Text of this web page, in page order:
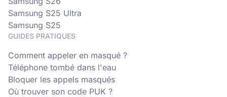
Samsung S25 Ultra
Samsung S25
GUIDES PRATIQUES
Comment appeler en masqué ?
Téléphone tombé dans l'eau
Bloquer les appels masqués
Où trouver son code PUK ?